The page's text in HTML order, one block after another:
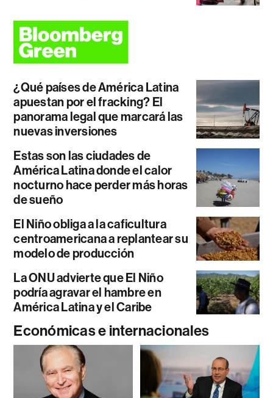
¿Qué países de América Latina
apuestan por el fracking? El
panorama legal que marcará las
nuevas inversiones
Estas son las ciudades de
América Latina donde el calor
nocturno hace perder más horas
de sueño
El Niño obliga a la caficultura
centroamericana a replantear su
modelo de producción
La ONU advierte que El Niño
podría agravar el hambre en
América Latina y el Caribe
Económicas e internacionales